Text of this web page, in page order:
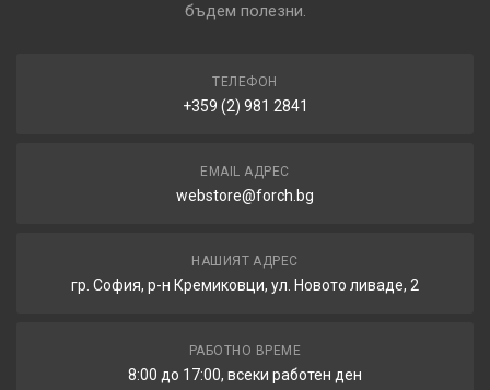
бъдем полезни.
ТЕЛЕФОН
+359 (2) 981 2841
EMAIL АДРЕС
webstore@forch.bg
НАШИЯТ АДРЕС
гр. София, р-н Кремиковци, ул. Новото ливаде, 2
РАБОТНО ВРЕМЕ
8:00 до 17:00, всеки работен ден